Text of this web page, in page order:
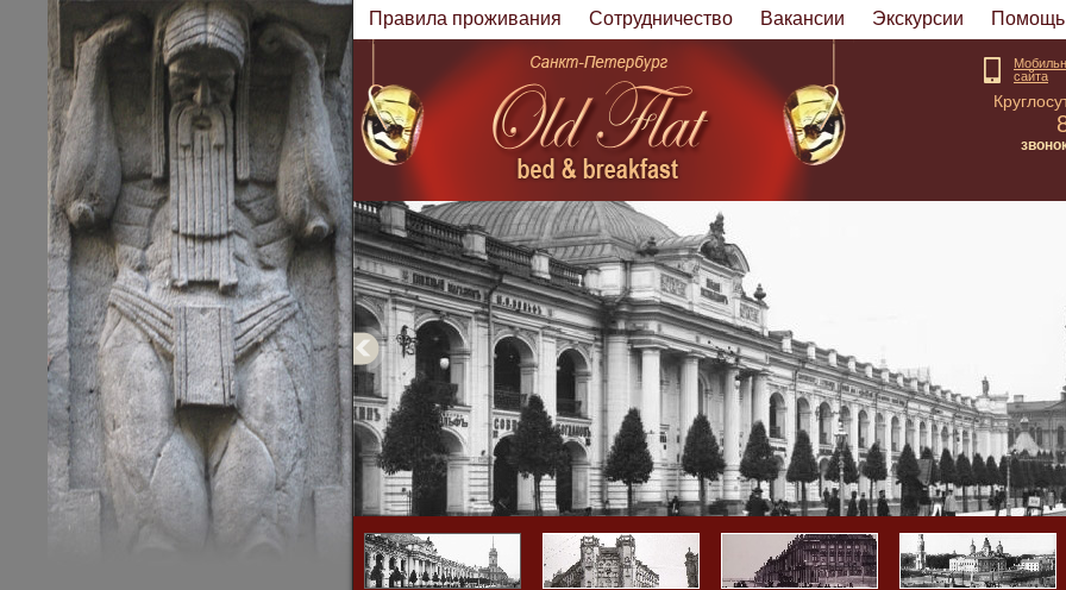
Правила проживания Cотрудничество Вакансии Экскурсии Помощь
сайта